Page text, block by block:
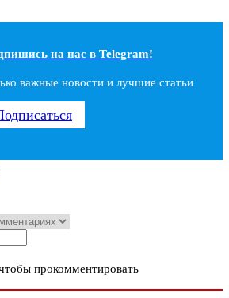
на наc в Telegram!
важные новости и лучшие статьи
прокомментировать